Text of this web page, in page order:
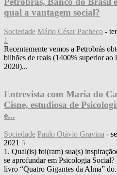
qual a vantagem social?
Sociedade Mário César Pacheco -
1
Recentemente vemos a Petrobrás
bilhões de reais (1400% superior
2020)...
Entrevista com Maria do
Cisne, estudiosa de
e...
Sociedade Paulo Otávio Gravina -
2021 5
1. Qual(is) foi(ram) sua(s)
se aprofundar em Psicologia
livro “Quatro Gigantes da Alma”